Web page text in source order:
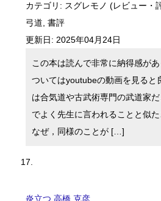
カテゴリ: スグレモノ (レビュー・
弓道 書評
更新日: 2025年04月24日
この本は読んで非常に納得感が
ついてはyoutubeの動画を見ると
は合気道や古武術専門の武道家
でよく先生に言われることと似た
なぜ，同様のことが […]
炎立つ 高橋 克彦